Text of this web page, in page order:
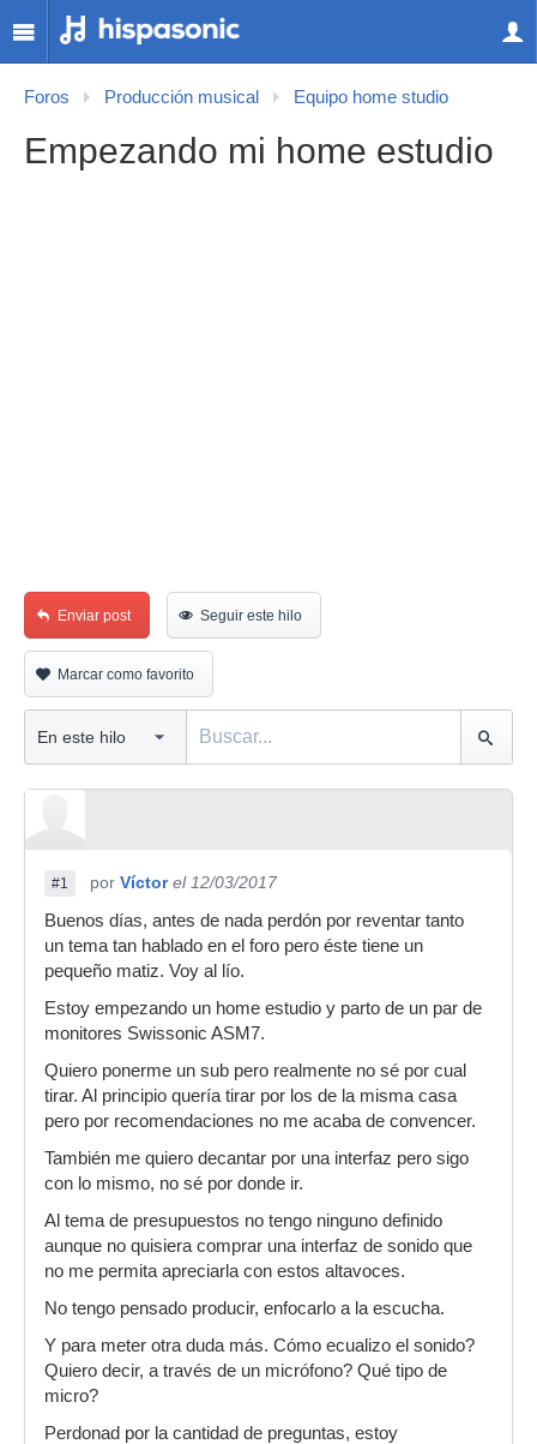
Foros Producción musical Equipo home studio
Empezando mi home estudio
Enviar post Seguir este hilo
Marcar como favorito
#1 por Víctor el 12/03/2017
Buenos días, antes de nada perdón por reventar tanto
un tema tan hablado en el foro pero éste tiene un
pequeño matiz. Voy al lío.
Estoy empezando un home estudio y parto de un par de
monitores Swissonic ASM7.
Quiero ponerme un sub pero realmente no sé por cual
tirar. Al principio quería tirar por los de la misma casa
pero por recomendaciones no me acaba de convencer.
También me quiero decantar por una interfaz pero sigo
con lo mismo, no sé por donde ir.
Al tema de presupuestos no tengo ninguno definido
aunque no quisiera comprar una interfaz de sonido que
no me permita apreciarla con estos altavoces.
No tengo pensado producir, enfocarlo a la escucha.
Y para meter otra duda más. Cómo ecualizo el sonido?
Quiero decir, a través de un micrófono? Qué tipo de
micro?
Perdonad por la cantidad de preguntas, estoy